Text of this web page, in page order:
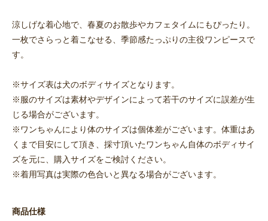
涼しげな着心地で、春夏のお散歩やカフェタイムにもぴったり。
一枚でさらっと着こなせる、季節感たっぷりの主役ワンピースで
す。
※サイズ表は犬のボディサイズとなります。
※服のサイズは素材やデザインによって若干のサイズに誤差が生
じる場合がございます。
※ワンちゃんにより体のサイズは個体差がございます。体重はあ
くまで目安にして頂き、採寸頂いたワンちゃん自体のボディサイ
ズを元に、購入サイズをご検討ください。
※着用写真は実際の色合いと異なる場合がございます。
商品仕様